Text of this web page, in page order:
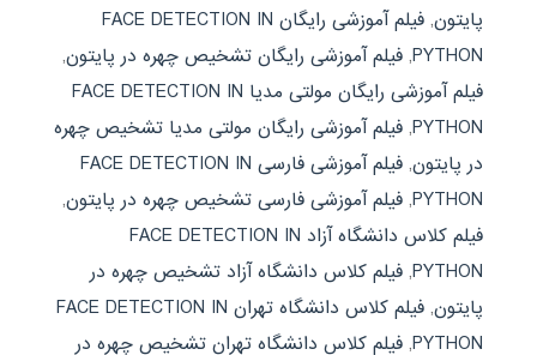
پایتون,
فیلم آموزشی رایگان FACE DETECTION IN
PYTHON
, فیلم آموزشی رایگان تشخیص چهره در پایتون,
فیلم آموزشی رایگان مولتی مدیا FACE DETECTION IN
PYTHON
, فیلم آموزشی رایگان مولتی مدیا تشخیص چهره
در پایتون,
فیلم آموزشی فارسی FACE DETECTION IN
PYTHON
, فیلم آموزشی فارسی تشخیص چهره در پایتون,
فیلم کلاس دانشگاه آزاد FACE DETECTION IN
PYTHON
, فیلم کلاس دانشگاه آزاد تشخیص چهره در
پایتون,
فیلم کلاس دانشگاه تهران FACE DETECTION IN
PYTHON
, فیلم کلاس دانشگاه تهران تشخیص چهره در